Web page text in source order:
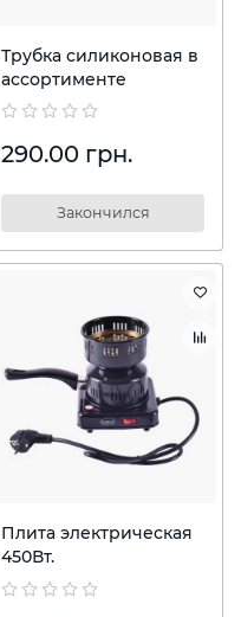
Трубка силиконовая в
ассортименте
290.00 грн.
Закончился
Плита электрическая
450Вт.